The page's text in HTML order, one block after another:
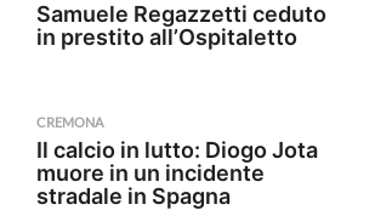
Samuele Regazzetti ceduto
in prestito all’Ospitaletto
CREMONA
Il calcio in lutto: Diogo Jota
muore in un incidente
stradale in Spagna